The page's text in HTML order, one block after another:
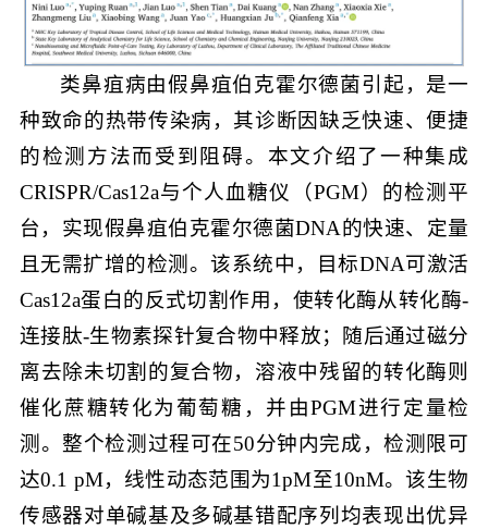
类鼻疽病由假鼻疽伯克霍尔德菌引起，是一
种致命的热带传染病，其诊断因缺乏快速、便捷
的检测方法而受到阻碍。本文介绍了一种集成
CRISPR/Cas12a与个人血糖仪（PGM）的检测平
台，实现假鼻疽伯克霍尔德菌DNA的快速、定量
且无需扩增的检测。该系统中，目标DNA可激活
Cas12a蛋白的反式切割作用，使转化酶从转化酶-
连接肽-生物素探针复合物中释放；随后通过磁分
离去除未切割的复合物，溶液中残留的转化酶则
催化蔗糖转化为葡萄糖，并由PGM进行定量检
测。整个检测过程可在50分钟内完成，检测限可
达0.1 pM，线性动态范围为1pM至10nM。该生物
传感器对单碱基及多碱基错配序列均表现出优异